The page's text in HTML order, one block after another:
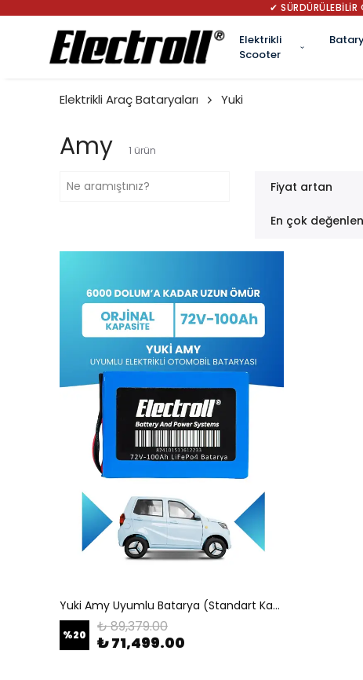
✔ SÜRDÜRÜLEBİLİR
Elektrikli
Scooter
Elektrikli Araç Bataryaları Yuki
Amy 1 ürün
Fiyat artan
En çok
Yuki Amy Uyumlu Batarya (Standart Kapasite) Lifepo4 72V 100AH Elektrikli Otomobil Bataryası
%20 ₺ 89,379.00
₺ 71,499.00